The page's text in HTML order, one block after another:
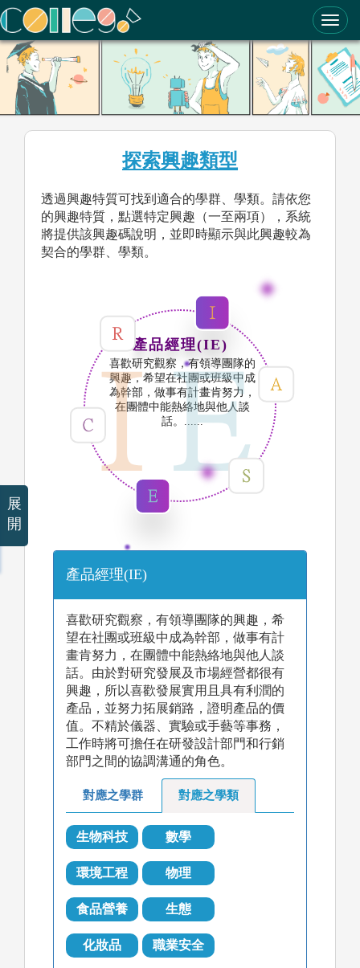
ColleGo! 大學選才與高中育才輔助系統
探索興趣類型
透過興趣特質可找到適合的學群、學類。請依您
的興趣特質，點選特定興趣（一至兩項），系統
將提供該興趣碼說明，並即時顯示與此興趣較為
契合的學群、學類。
產品經理(IE)
喜歡研究觀察，有領導團隊的
興趣，希望在社團或班級中成
為幹部，做事有計畫肯努力，
在團體中能熱絡地與他人談
話。......
產品經理(IE)
喜歡研究觀察，有領導團隊的興趣，希
望在社團或班級中成為幹部，做事有計
畫肯努力，在團體中能熱絡地與他人談
話。由於對研究發展及市場經營都很有
興趣，所以喜歡發展實用且具有利潤的
產品，並努力拓展銷路，證明產品的價
值。不精於儀器、實驗或手藝等事務，
工作時將可擔任在研發設計部門和行銷
部門之間的協調溝通的角色。
對應之學群 對應之學類
生物科技 數學
環境工程 物理
食品營養 生態
化妝品 職業安全
展
開